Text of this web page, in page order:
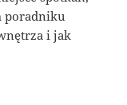
poradniku
i jak